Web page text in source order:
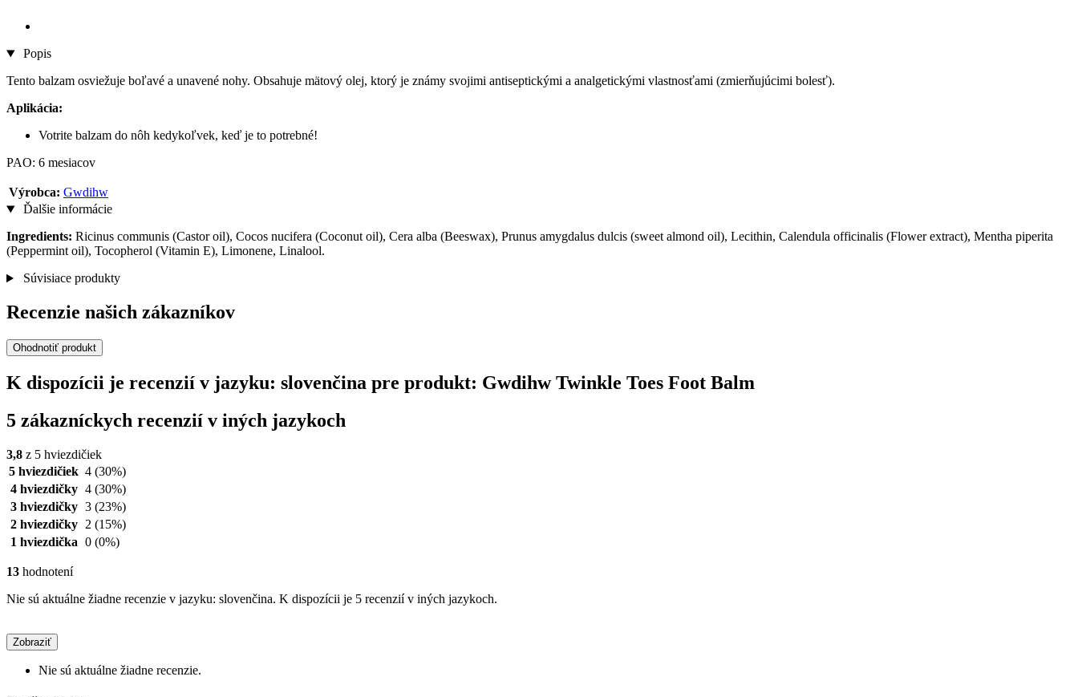
Popis
Tento balzam osviežuje boľavé a unavené nohy. Obsahuje mätový olej, ktorý je známy svojimi antiseptickými a analgetickými vlastnosťami (zmierňujúcimi bolesť).
Aplikácia:
Votrite balzam do nôh kedykoľvek, keď je to potrebné!
PAO: 6 mesiacov
Výrobca: Gwdihw
Ďalšie informácie
Ingredients: Ricinus communis (Castor oil), Cocos nucifera (Coconut oil), Cera alba (Beeswax), Prunus amygdalus dulcis (sweet almond oil), Lecithin, Calendula officinalis (Flower extract), Mentha piperita
(Peppermint oil), Tocopherol (Vitamin E), Limonene, Linalool.
Súvisiace produkty
Recenzie našich zákazníkov
Ohodnotiť produkt
K dispozícii je recenzií v jazyku: slovenčina pre produkt: Gwdihw Twinkle Toes Foot Balm
5 zákazníckych recenzií v iných jazykoch
3,8 z 5 hviezdičiek
5 hviezdičiek 4 (30%)
4 hviezdičky 4 (30%)
3 hviezdičky 3 (23%)
2 hviezdičky
2 (15%)
1 hviezdička 0 (0%)
13 hodnotení
Nie sú aktuálne žiadne recenzie v jazyku: slovenčina. K dispozícii je 5 recenzií v iných jazykoch.
Zobraziť
Nie sú aktuálne žiadne recenzie.